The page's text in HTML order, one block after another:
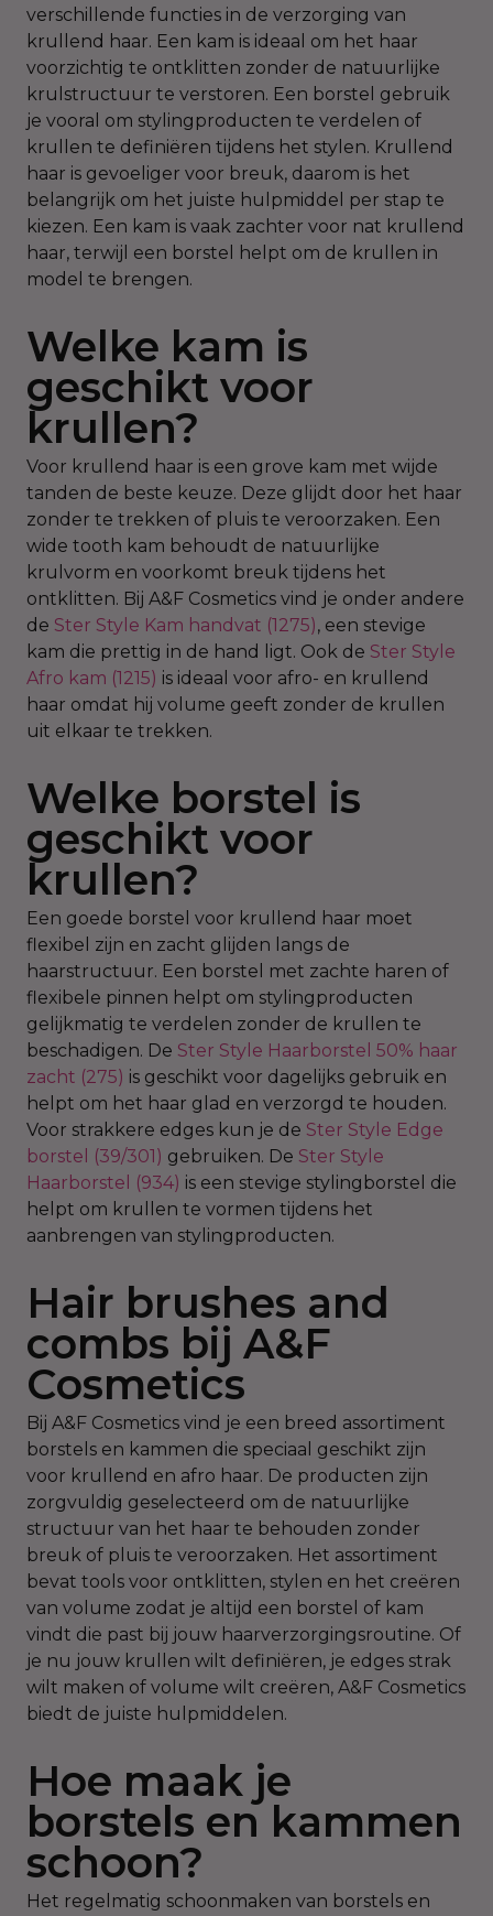
verschillende functies in de verzorging van
krullend haar. Een kam is ideaal om het haar
voorzichtig te ontklitten zonder de natuurlijke
krulstructuur te verstoren. Een borstel gebruik
je vooral om stylingproducten te verdelen of
krullen te definiëren tijdens het stylen. Krullend
haar is gevoeliger voor breuk, daarom is het
belangrijk om het juiste hulpmiddel per stap te
kiezen. Een kam is vaak zachter voor nat krullend
haar, terwijl een borstel helpt om de krullen in
model te brengen.
Welke kam is
geschikt voor
krullen?
Voor krullend haar is een grove kam met wijde
tanden de beste keuze. Deze glijdt door het haar
zonder te trekken of pluis te veroorzaken. Een
wide tooth kam behoudt de natuurlijke
krulvorm en voorkomt breuk tijdens het
ontklitten. Bij A&F Cosmetics vind je onder andere
de Ster Style Kam handvat (1275), een stevige
kam die prettig in de hand ligt. Ook de Ster Style
Afro kam (1215) is ideaal voor afro- en krullend
haar omdat hij volume geeft zonder de krullen
uit elkaar te trekken.
Welke borstel is
geschikt voor
krullen?
Een goede borstel voor krullend haar moet
flexibel zijn en zacht glijden langs de
haarstructuur. Een borstel met zachte haren of
flexibele pinnen helpt om stylingproducten
gelijkmatig te verdelen zonder de krullen te
beschadigen. De Ster Style Haarborstel 50% haar
zacht (275) is geschikt voor dagelijks gebruik en
helpt om het haar glad en verzorgd te houden.
Voor strakkere edges kun je de Ster Style Edge
borstel (39/301) gebruiken. De Ster Style
Haarborstel (934) is een stevige stylingborstel die
helpt om krullen te vormen tijdens het
aanbrengen van stylingproducten.
Hair brushes and
combs bij A&F
Cosmetics
Bij A&F Cosmetics vind je een breed assortiment
borstels en kammen die speciaal geschikt zijn
voor krullend en afro haar. De producten zijn
zorgvuldig geselecteerd om de natuurlijke
structuur van het haar te behouden zonder
breuk of pluis te veroorzaken. Het assortiment
bevat tools voor ontklitten, stylen en het creëren
van volume zodat je altijd een borstel of kam
vindt die past bij jouw haarverzorgingsroutine. Of
je nu jouw krullen wilt definiëren, je edges strak
wilt maken of volume wilt creëren, A&F Cosmetics
biedt de juiste hulpmiddelen.
Hoe maak je
borstels en kammen
schoon?
Het regelmatig schoonmaken van borstels en